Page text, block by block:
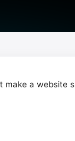
make a website